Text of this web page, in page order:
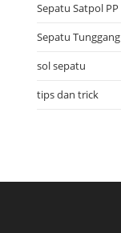
Sepatu Satpol PP
Sepatu Tunggang
sol sepatu
tips dan trick